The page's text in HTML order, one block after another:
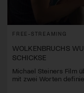
FREE-STREAMING
WOLKENBRUCHS
SCHICKSE
Michael Steiners Film
mit zwei Worten